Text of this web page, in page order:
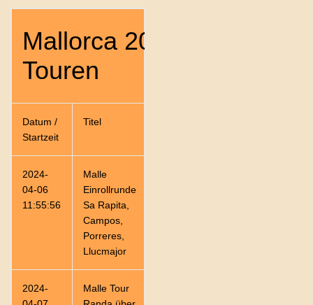
Mallorca 2024 Statistik
Touren
Datum /
Startzeit
Titel
2024-
04-06
11:55:56
Malle
Einrollrunde
Sa Rapita,
Campos,
Porreres,
Llucmajor
2024-
Malle Tour